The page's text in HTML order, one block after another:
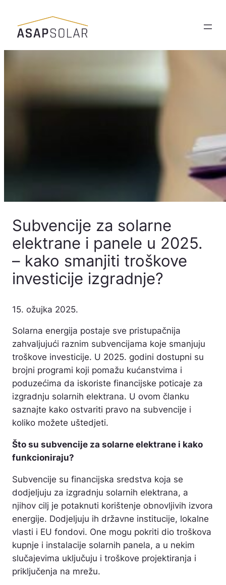
sadržaja
Subvencije za solarne
elektrane i panele u 2025.
– kako smanjiti troškove
investicije izgradnje?
15. ožujka 2025.
Solarna energija postaje sve pristupačnija
zahvaljujući raznim subvencijama koje smanjuju
troškove investicije. U 2025. godini dostupni su
brojni programi koji pomažu kućanstvima i
poduzećima da iskoriste financijske poticaje za
izgradnju solarnih elektrana. U ovom članku
saznajte kako ostvariti pravo na subvencije i
koliko možete uštedjeti.
Što su subvencije za solarne elektrane i kako
funkcioniraju?
Subvencije su financijska sredstva koja se
dodjeljuju za izgradnju solarnih elektrana, a
njihov cilj je potaknuti korištenje obnovljivih izvora
energije. Dodjeljuju ih državne institucije, lokalne
vlasti i EU fondovi. One mogu pokriti dio troškova
kupnje i instalacije solarnih panela, a u nekim
slučajevima uključuju i troškove projektiranja i
priključenja na mrežu.